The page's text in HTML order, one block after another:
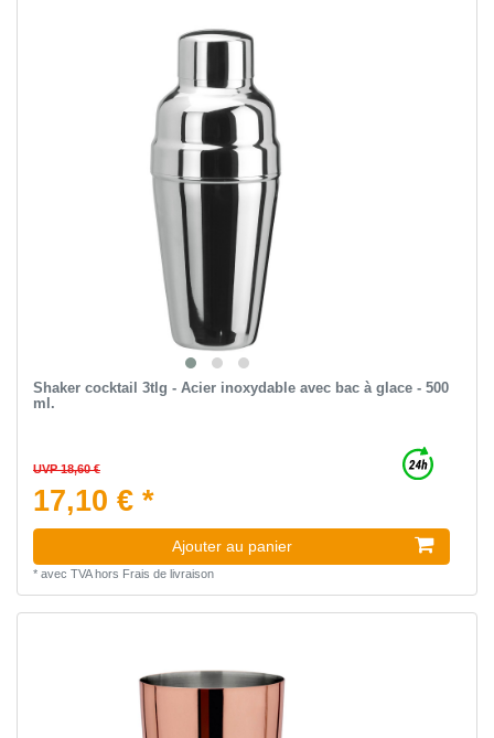
Shaker cocktail 3tlg - Acier inoxydable avec bac à glace - 500
ml.
UVP 18,60 €
17,10 € *
Ajouter au panier
* avec TVAhors Frais de livraison